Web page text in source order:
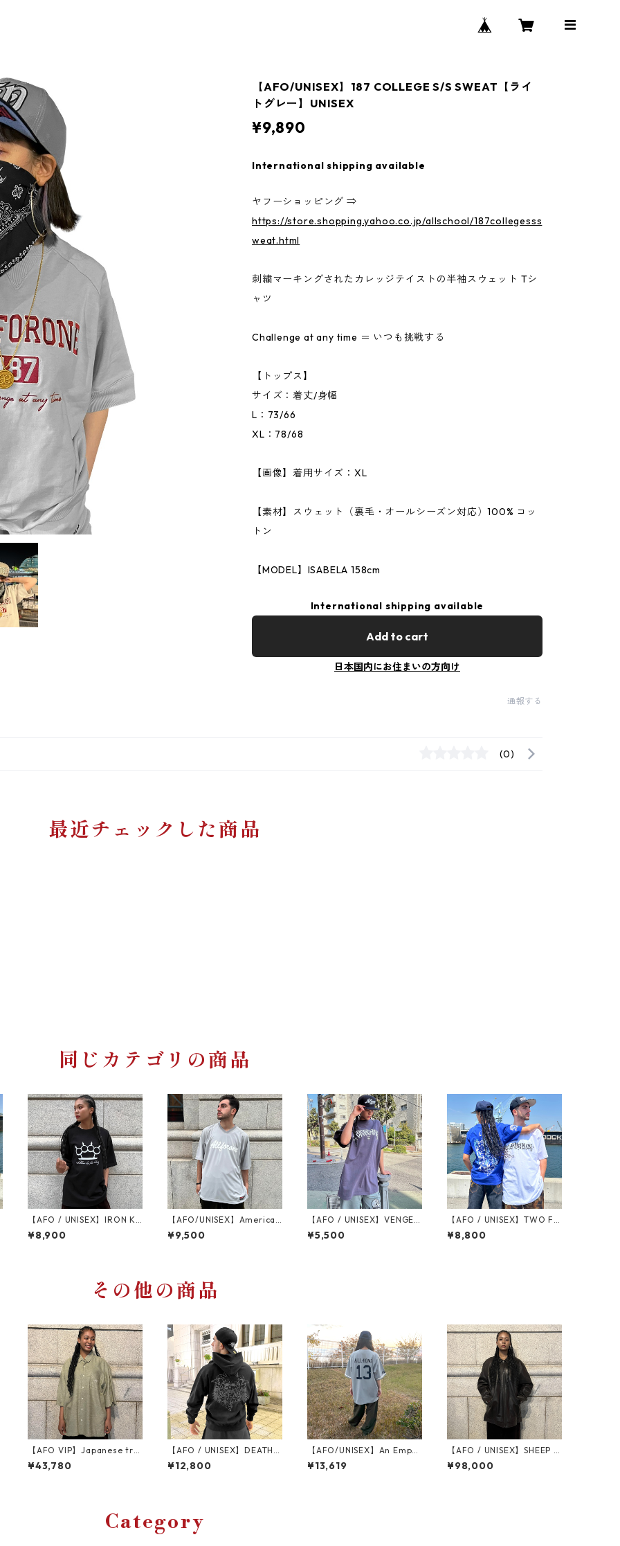
【AFO/UNISEX】187 COLLEGE S/S SWEAT【ライ
トグレー】UNISEX
¥9,890
International shipping available
ヤフーショッピング ⇒
https://store.shopping.yahoo.co.jp/allschool/187collegesss
weat.html
刺繍マーキングされたカレッジテイストの半袖スウェット Tシ
ャツ
Challenge at any time ＝ いつも挑戦する
【トップス】
サイズ：着丈/身幅
L：73/66
XL：78/68
【画像】着用サイズ：XL
【素材】スウェット（裏毛・オールシーズン対応）100% コッ
トン
【MODEL】ISABELA 158cm
International shipping available
Add to cart
日本国内にお住まいの方向け
通報する
(0)
最近チェックした商品
同じカテゴリの商品
【AFO / UNISEX】IRON KN
UCKLE TEE / アイアン ナッ
クル Tシャツ
¥8,900
【AFO/UNISEX】American
Football Shirts アメフトシ
ャツ フットボールシャツ
¥9,500
【AFO / UNISEX】VENGEA
NCE LAYERED S/S TEE【チ
ャコール・ブラック】レイ
¥5,500
【AFO / UNISEX】TWO FA
CE IVOLY S/S TEE【W NA
ME / 3 COLOR】limited
¥8,800
その他の商品
【AFO VIP】Japanese tra
ditional clothing Shirts
【カラシイエロー】
¥43,780
【AFO / UNISEX】DEATH A
NGEL HOODIE デス エンジ
ェルス プルオーバーパーカ
¥12,800
【AFO/UNISEX】An Emper
or's 13th Anniversary BAS
EBALL SHIRTS【GRAY】
¥13,619
【AFO / UNISEX】SHEEP S
KIN LEATHER LONG JACKE
T / シープスキン レザー ジ
¥98,000
Category